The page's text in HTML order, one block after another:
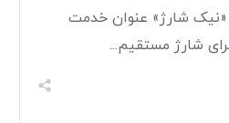
شارژ» عنوان خدمت
شارژ مستقیم...